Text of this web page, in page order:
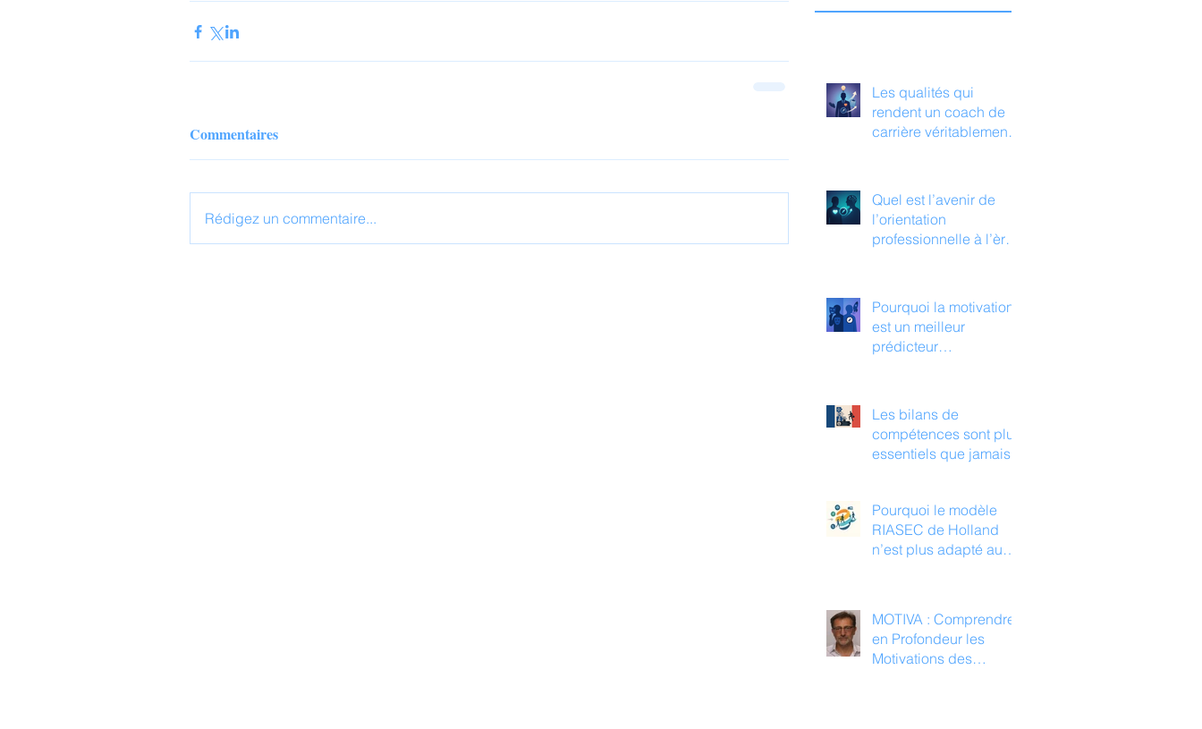
Commentaires
Rédigez un commentaire...
Les qualités qui
rendent un coach de
carrière véritablement
Quel est l’avenir de
l’orientation
professionnelle à l’ère
Pourquoi la motivation
est un meilleur
prédicteur
personnalité
Les bilans de
compétences sont plus
essentiels que jamais
Pourquoi le modèle
RIASEC de Holland
n’est plus adapté au
MOTIVA : Comprendre
en Profondeur les
Motivations des